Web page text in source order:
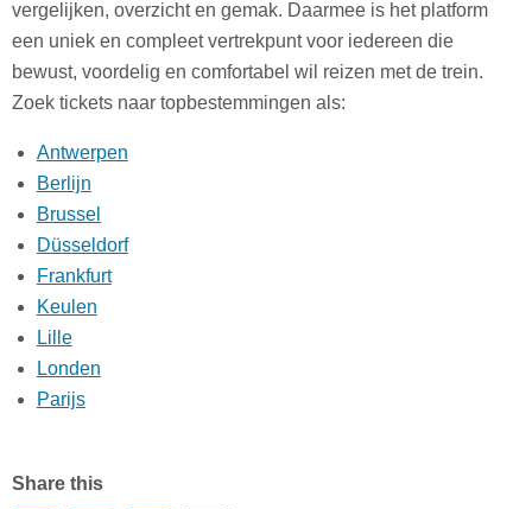
vergelijken, overzicht en gemak. Daarmee is het platform
een uniek en compleet vertrekpunt voor iedereen die
bewust, voordelig en comfortabel wil reizen met de trein.
Zoek tickets naar topbestemmingen als:
Antwerpen
Berlijn
Brussel
Düsseldorf
Frankfurt
Keulen
Lille
Londen
Parijs
Share this